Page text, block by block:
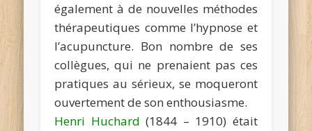
également à de nouvelles méthodes
thérapeutiques comme l’hypnose et
l’acupuncture. Bon nombre de ses
collègues, qui ne prenaient pas ces
pratiques au sérieux, se moqueront
ouvertement de son enthousiasme.
Henri Huchard (1844 – 1910) était